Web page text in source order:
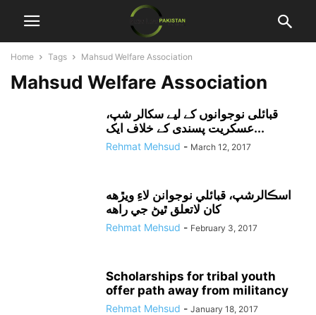
Home Tags Mahsud Welfare Association
Mahsud Welfare Association
قبائلی نوجوانوں کے لیے سکالر شپ،
عسکریت پسندی کے خلاف ایک...
Rehmat Mehsud - March 12, 2017
اسڪالرشپ، قبائلي نوجوانن لاءِ ويڙهه
کان لاتعلق ٿيڻ جي راهه
Rehmat Mehsud - February 3, 2017
Scholarships for tribal youth
offer path away from militancy
Rehmat Mehsud - January 18, 2017